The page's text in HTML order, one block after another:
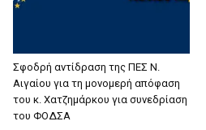
Σφοδρή αντίδραση της ΠΕΣ Ν.
Αιγαίου για τη μονομερή απόφαση
του κ. Χατζημάρκου για συνεδρίαση
του ΦΟΔΣΑ